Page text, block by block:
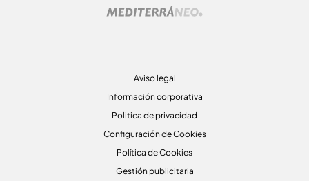
Aviso legal
Información corporativa
Politica de privacidad
Configuración de Cookies
Política de Cookies
Gestión publicitaria